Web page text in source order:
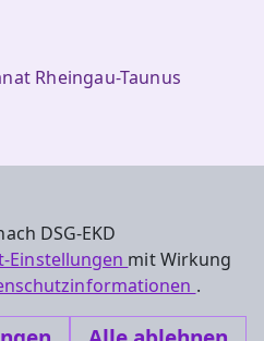
DSG-EKD
Einstellungen mit Wirkung
.
Rheingau-Taunus